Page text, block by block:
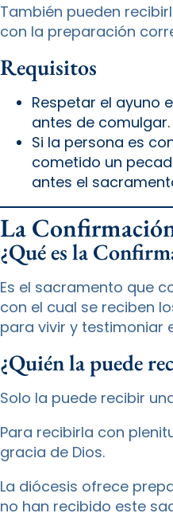
También pueden
con la preparación
Requisitos
Respetar el ayuno
antes de comulgar.
Si la persona es
cometido un
antes el
La
¿Qué es la
Es el sacramento que
con el cual se reciben
para vivir y testimoniar
¿Quién la puede
Solo la puede recibir
Para recibirla con
gracia de Dios.
La diócesis ofrece
no han recibido este